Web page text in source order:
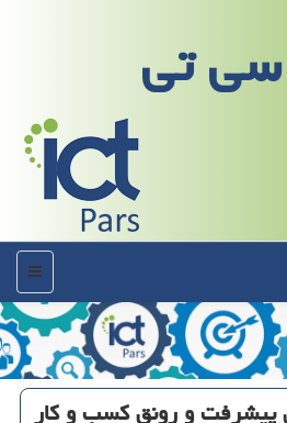
تی
منو
پیشرفت و رونق كسب و كار